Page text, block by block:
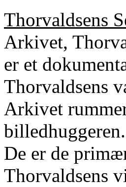
Thorvaldsens
Arkivet,
er et
Thorvaldsens
Arkivet
billedhuggeren.
De er de
Thorvaldsens